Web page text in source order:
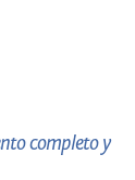
completo y